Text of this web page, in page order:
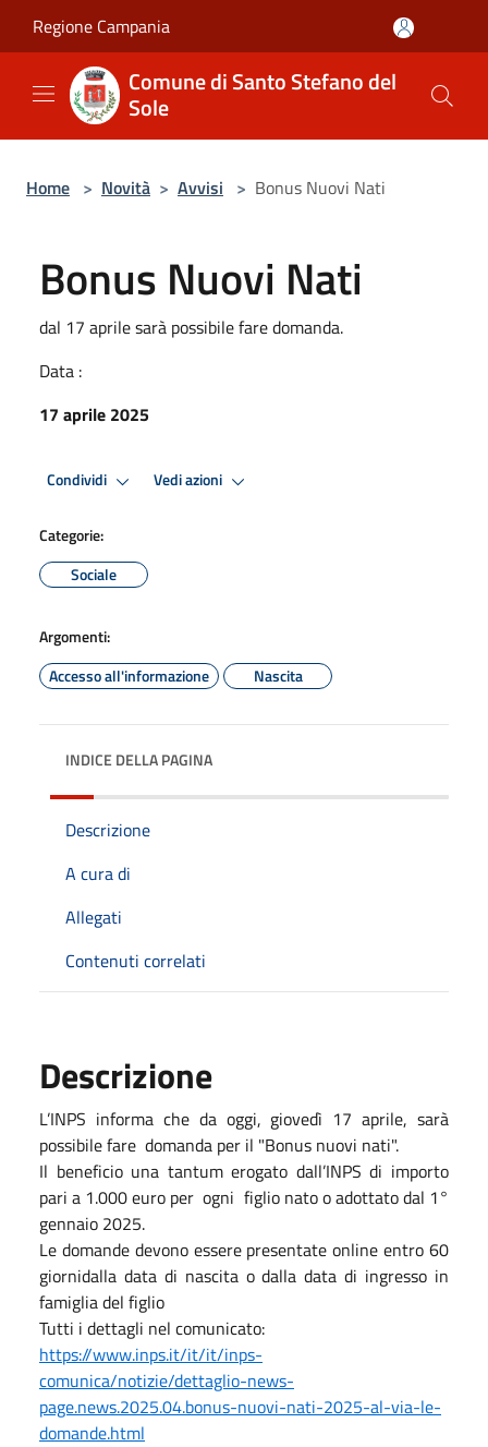
Regione Campania
Comune di Santo Stefano del
Sole
Home > Novità > Avvisi > Bonus Nuovi Nati
Bonus Nuovi Nati
dal 17 aprile sarà possibile fare domanda.
Data :
17 aprile 2025
Condividi Vedi azioni
Categorie:
Sociale
Argomenti:
Accesso all'informazione
Nascita
INDICE DELLA PAGINA
Descrizione
A cura di
Allegati
Contenuti correlati
Descrizione
L’INPS informa che da oggi, giovedì 17 aprile, sarà
possibile fare domanda per il "Bonus nuovi nati".
Il beneficio una tantum erogato dall’INPS di importo
pari a 1.000 euro per ogni figlio nato o adottato dal 1°
gennaio 2025.
Le domande devono essere presentate online entro 60
giornidalla data di nascita o dalla data di ingresso in
famiglia del figlio
Tutti i dettagli nel comunicato:
https://www.inps.it/it/it/inps-
comunica/notizie/dettaglio-news-
page.news.2025.04.bonus-nuovi-nati-2025-al-via-le-
domande.html